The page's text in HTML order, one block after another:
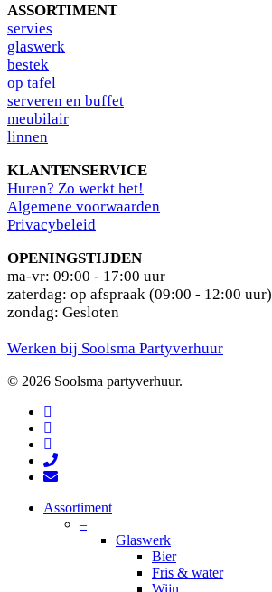
ASSORTIMENT
servies
glaswerk
bestek
op tafel
serveren en buffet
meubilair
linnen
KLANTENSERVICE
Huren? Zo werkt het!
Algemene voorwaarden
Privacybeleid
OPENINGSTIJDEN
ma-vr: 09:00 - 17:00 uur
zaterdag: op afspraak (09:00 - 12:00 uur)
zondag: Gesloten
Werken bij Soolsma Partyverhuur
© 2026 Soolsma partyverhuur.
facebook
pinterest
instagram
phone
email
Close
Assortiment
–
Glaswerk
Bier
Fris & water
Wijn